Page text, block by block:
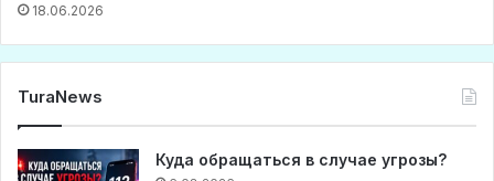
18.06.2026
TuraNews
Куда обращаться в случае угрозы?